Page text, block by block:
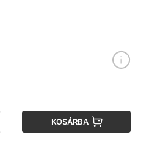
KOSÁRBA